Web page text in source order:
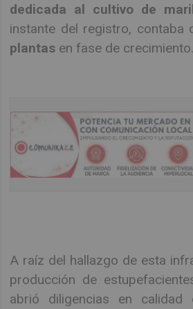
dedicada al cultivo de
instante del registro, contaba
plantas en fase de crecimiento.
A raíz del hallazgo de esta
producción de
abrió diligencias en calidad